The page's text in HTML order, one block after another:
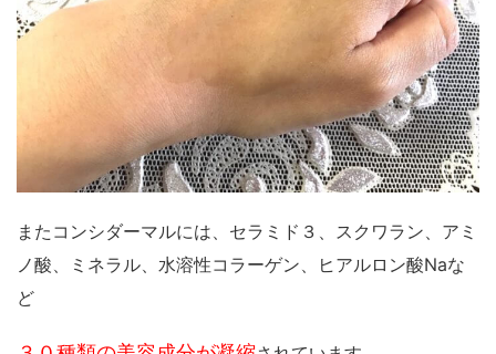
またコンシダーマルには、セラミド３、スクワラン、アミ
ノ酸、ミネラル、水溶性コラーゲン、ヒアルロン酸Naな
ど